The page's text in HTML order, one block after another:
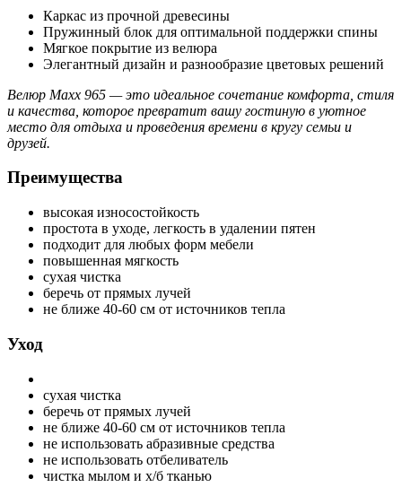
Каркас из прочной древесины
Пружинный блок для оптимальной поддержки спины
Мягкое покрытие из велюра
Элегантный дизайн и разнообразие цветовых решений
Велюр Maxx 965 — это идеальное сочетание комфорта, стиля
и качества, которое превратит вашу гостиную в уютное
место для отдыха и проведения времени в кругу семьи и
друзей.
Преимущества
высокая износостойкость
простота в уходе, легкость в удалении пятен
подходит для любых форм мебели
повышенная мягкость
сухая чистка
беречь от прямых лучей
не ближе 40-60 см от источников тепла
Уход
сухая чистка
беречь от прямых лучей
не ближе 40-60 см от источников тепла
не использовать абразивные средства
не использовать отбеливатель
чистка мылом и х/б тканью